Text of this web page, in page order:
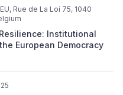
Rue de La Loi 75, 1040
Institutional
European Democracy